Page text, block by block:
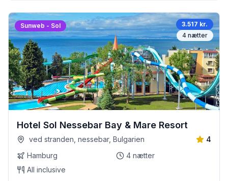
Sunweb - Sol
3.517 kr.
4 nætter
Hotel Sol Nessebar Bay & Mare Resort
ved stranden, nessebar, Bulgarien
4
Hamburg
4 nætter
All inclusive